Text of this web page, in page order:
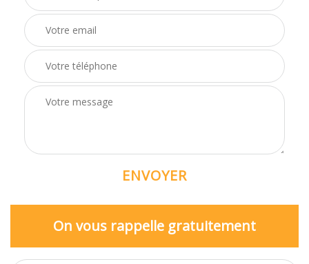
On vous rappelle gratuitement